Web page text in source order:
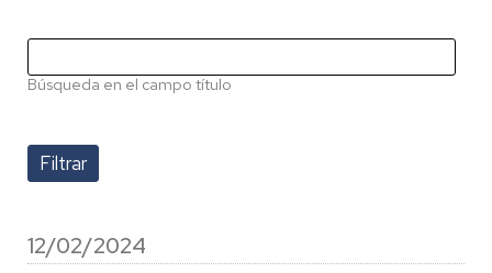
Búsqueda en el campo título
12/02/2024